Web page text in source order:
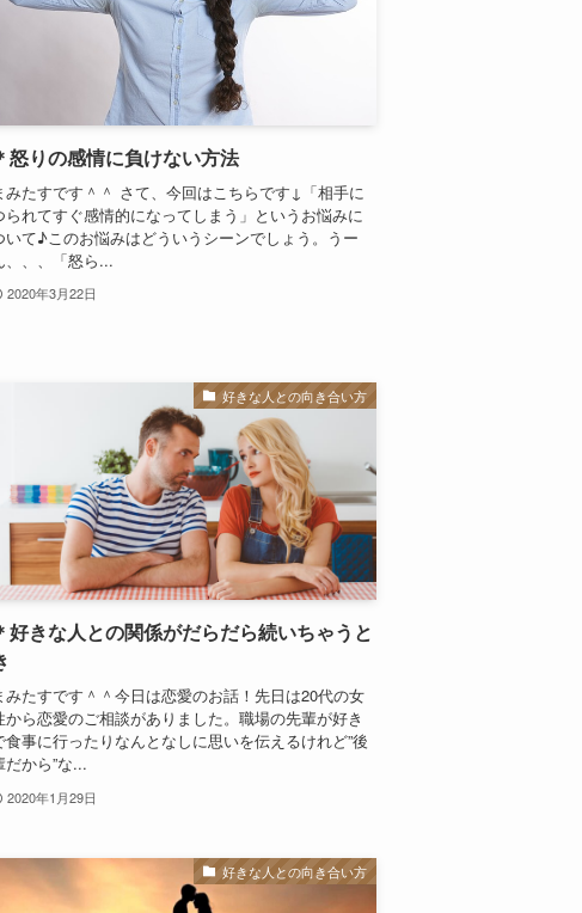
怒りの感情に負けない方法
みたすです＾＾ さて、今回はこちらです↓「相手に
られてすぐ感情的になってしまう」というお悩みに
いて♪このお悩みはどういうシーンでしょう。うー
、、、「怒ら...
2020年3月22日
好きな人との向き合い方
好きな人との関係がだらだら続いちゃうと
みたすです＾＾今日は恋愛のお話！先日は20代の女
から恋愛のご相談がありました。職場の先輩が好き
食事に行ったりなんとなしに思いを伝えるけれど”後
だから”な...
2020年1月29日
好きな人との向き合い方